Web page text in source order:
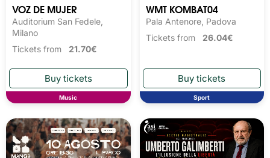
VOZ DE MUJER
Auditorium San Fedele,
Milano
Tickets from 21.70€
Music
WMT KOMBAT04
Pala Antenore, Padova
Tickets from 26.04€
Sport